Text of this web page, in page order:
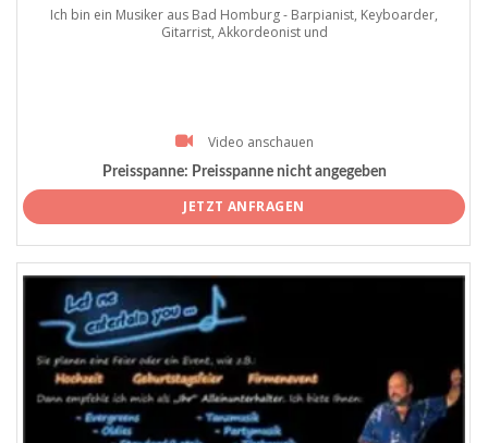
Ich bin ein Musiker aus Bad Homburg - Barpianist, Keyboarder,
Gitarrist, Akkordeonist und
Video anschauen
Preisspanne: Preisspanne nicht angegeben
JETZT ANFRAGEN